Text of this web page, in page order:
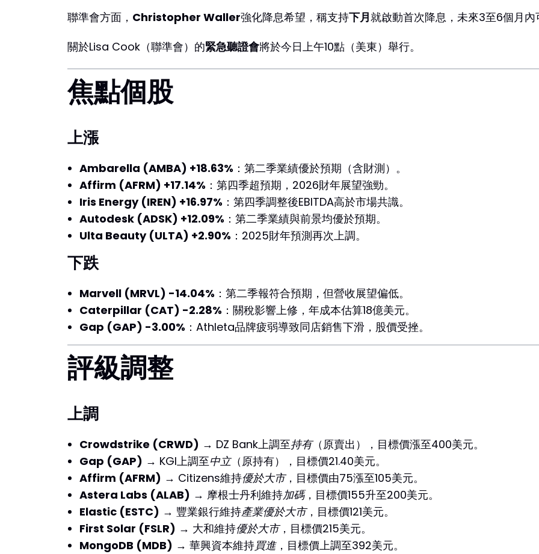
聯準會方面， Christopher Waller強化降息希望，稱支持下月就啟動首次降息，未來3至6個月內
關於Lisa Cook（聯準會）的緊急聽證會將於今日上午10點（美東）舉行。
焦點個股
上漲
Ambarella (AMBA) +18.63% ：第二季業績優於預期（含財測）。
Affirm (AFRM) +17.14% ：第四季超預期，2026財年展望強勁。
Iris Energy (IREN) +16.97% ：第四季調整後EBITDA高於市場共識。
Autodesk (ADSK) +12.09% ：第二季業績與前景均優於預期。
Ulta Beauty (ULTA) +2.90% ：2025財年預測再次上調。
下跌
Marvell (MRVL) -14.04% ：第二季報符合預期，但營收展望偏低。
Caterpillar (CAT) -2.28% ：關稅影響上修，年成本估算18億美元。
Gap (GAP) -3.00% ：Athleta品牌疲弱導致同店銷售下滑，股價受挫。
評級調整
上調
Crowdstrike (CRWD) → DZ Bank上調至持有（原賣出），目標價漲至400美元。
Gap (GAP) → KGI上調至中立（原持有），目標價21.40美元。
Affirm (AFRM) → Citizens維持優於大市，目標價由75漲至105美元。
Astera Labs (ALAB) → 摩根士丹利維持加碼，目標價155升至200美元。
Elastic (ESTC) → 豐業銀行維持產業優於大市，目標價121美元。
First Solar (FSLR) → 大和維持優於大市，目標價215美元。
MongoDB (MDB) → 華興資本維持買進，目標價上調至392美元。